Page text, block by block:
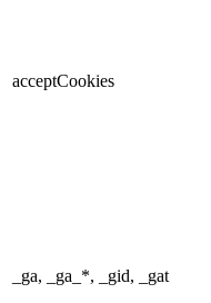
acceptCookies
_ga, _ga_*, _gid, _gat